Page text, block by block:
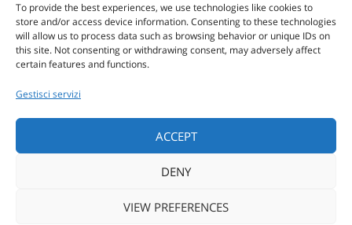
To provide the best experiences, we use technologies like cookies to
store and/or access device information. Consenting to these technologies
will allow us to process data such as browsing behavior or unique IDs on
this site. Not consenting or withdrawing consent, may adversely affect
certain features and functions.
Gestisci servizi
ACCEPT
DENY
VIEW PREFERENCES
IL RETAIL
LO SPORT
L'AZIENDA